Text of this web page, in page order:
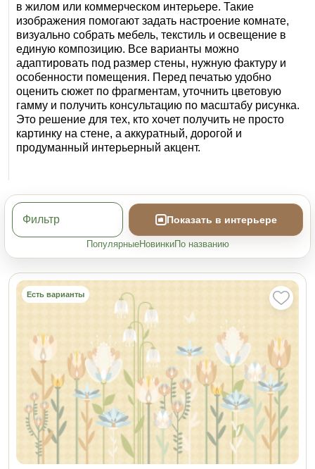
в жилом или коммерческом интерьере. Такие
изображения помогают задать настроение комнате,
визуально собрать мебель, текстиль и освещение в
единую композицию. Все варианты можно
адаптировать под размер стены, нужную фактуру и
особенности помещения. Перед печатью удобно
оценить сюжет по фрагментам, уточнить цветовую
гамму и получить консультацию по масштабу рисунка.
Это решение для тех, кто хочет получить не просто
картинку на стене, а аккуратный, дорогой и
продуманный интерьерный акцент.
Фильтр Показать в интерьере
ПопулярныеНовинкиПо названию
Есть варианты